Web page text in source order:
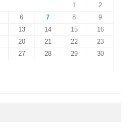
1
2
6 7 8
9
13 14 15
16
20 21 22
23
27 28 29
30